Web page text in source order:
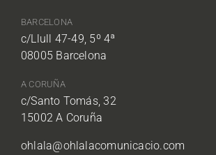
BARCELONA
c/Llull 47-49, 5º 4ª
08005 Barcelona
A CORUÑA
c/Santo Tomás, 32
15002 A Coruña
ohlala@ohlalacomunicacio.com